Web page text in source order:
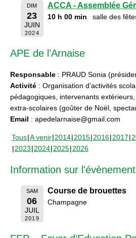
DIM
23
JUIN
2024
ACCA - Assemblée
10 h 00 min salle des
APE de l’Arnaise
Responsable : PRAUD Sonia
Activité : Organisation d’activités
pédagogiques, intervenants
extra-scolaires (goûter de Noël,
Email : apedelarnaise@gmail.com
Tous A venir 2014 2015 2016 2017
2023 2024 2025 2026
Information sur l'évènement
SAM
06
JUIL
2019
Course de brouettes
Champagne